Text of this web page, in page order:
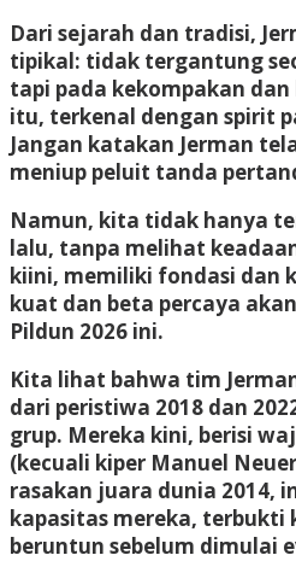
Dari sejarah dan tradisi,
tipikal: tidak tergantung
tapi pada kekompakan
itu, terkenal dengan spirit
Jangan katakan Jerman
meniup peluit tanda
Namun, kita tidak hanya
lalu, tanpa melihat
kiini, memiliki fondasi dan
kuat dan beta percaya
Pildun 2026 ini.
Kita lihat bahwa tim
dari peristiwa 2018 dan
grup. Mereka kini, berisi
(kecuali kiper Manuel
rasakan juara dunia 2014,
kapasitas mereka, terbukti
beruntun sebelum dimulai